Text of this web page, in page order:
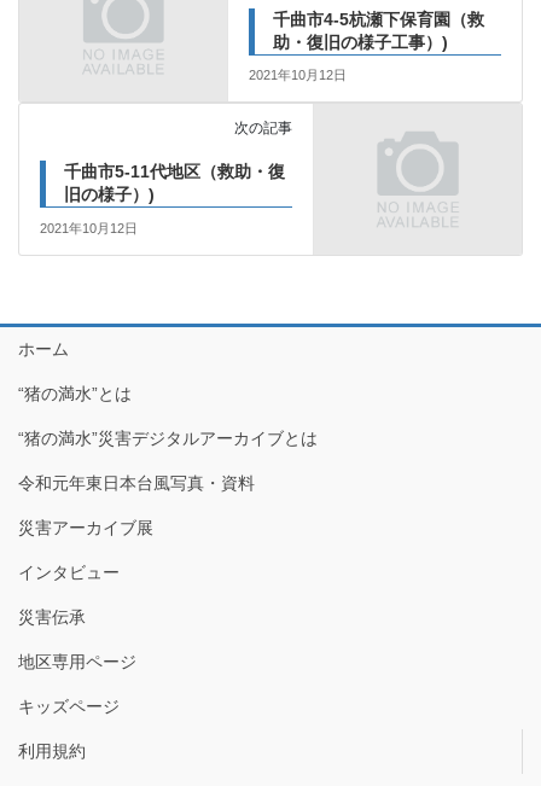
千曲市4-5杭瀬下保育園（救
助・復旧の様子工事）)
2021年10月12日
次の記事
千曲市5-11代地区（救助・復
旧の様子）)
2021年10月12日
ホーム
“猪の満水”とは
“猪の満水”災害デジタルアーカイブとは
令和元年東日本台風写真・資料
災害アーカイブ展
インタビュー
災害伝承
地区専用ページ
キッズページ
利用規約